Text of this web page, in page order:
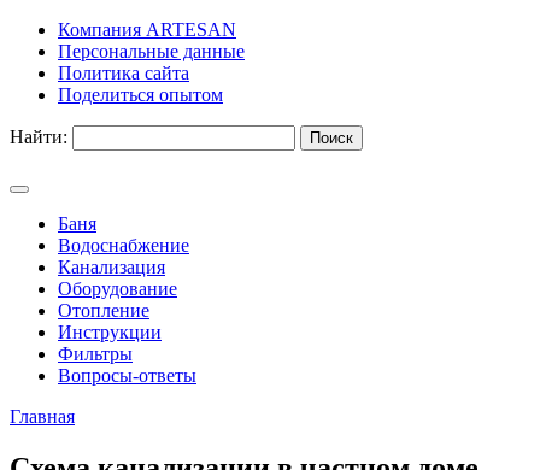
Компания ARTESAN
Персональные данные
Политика сайта
Поделиться опытом
Найти:
Баня
Водоснабжение
Канализация
Оборудование
Отопление
Инструкции
Фильтры
Вопросы-ответы
Главная